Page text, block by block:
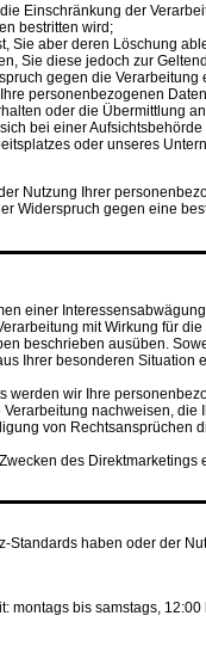
Einschränkung der
bestritten wird;
Sie aber deren Löschung
Sie diese jedoch zur
gegen die Verarbeitung
personenbezogenen
oder die Übermittlung
bei einer
oder unseres
Nutzung Ihrer
Widerspruch gegen eine
einer
mit Wirkung für
beschrieben ausüben.
Ihrer besonderen Situation
werden wir Ihre
nachweisen,
von Rechtsansprüchen
des
Standards haben oder der
montags bis samstags,